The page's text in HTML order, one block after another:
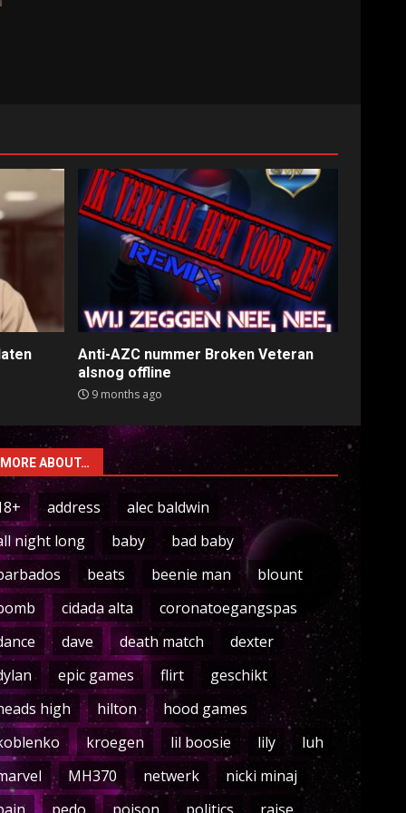
Anti-AZC nummer Broken Veteran
alsnog offline
9 months ago
MORE ABOUT…
address
alec baldwin
night long
baby
bad baby
beats beenie man
blount
cidada alta
coronatoegangspas
dave death match
dexter
epic games flirt
geschikt
high
hilton
hood games
kroegen lil boosie lily
luh
MH370 netwerk
nicki minaj